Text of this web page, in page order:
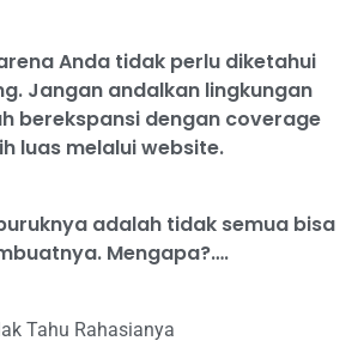
Anda tidak perlu diketahui
Jangan andalkan lingkungan
berekspansi dengan coverage
luas melalui website.
adalah tidak semua bisa
Mengapa?….
Tahu Rahasianya